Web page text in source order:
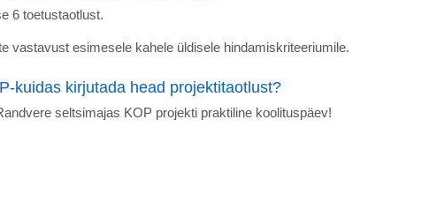
6 toetustaotlust.
vastavust esimesele kahele üldisele hindamiskriteeriumile.
kuidas kirjutada head projektitaotlust?
seltsimajas KOP projekti praktiline koolituspäev!